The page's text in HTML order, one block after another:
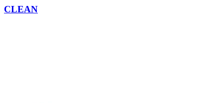
CLEAN